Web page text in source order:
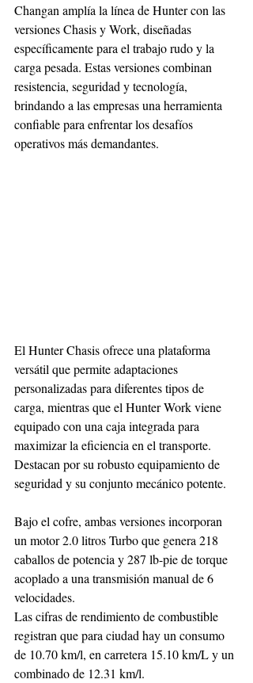
Changan amplía la línea de Hunter con las
versiones Chasis y Work, diseñadas
específicamente para el trabajo rudo y la
carga pesada. Estas versiones combinan
resistencia, seguridad y tecnología,
brindando a las empresas una herramienta
confiable para enfrentar los desafíos
operativos más demandantes.
El Hunter Chasis ofrece una plataforma
versátil que permite adaptaciones
personalizadas para diferentes tipos de
carga, mientras que el Hunter Work viene
equipado con una caja integrada para
maximizar la eficiencia en el transporte.
Destacan por su robusto equipamiento de
seguridad y su conjunto mecánico potente.
Bajo el cofre, ambas versiones incorporan
un motor 2.0 litros Turbo que genera 218
caballos de potencia y 287 lb-pie de torque
acoplado a una transmisión manual de 6
velocidades.
Las cifras de rendimiento de combustible
registran que para ciudad hay un consumo
de 10.70 km/l, en carretera 15.10 km/L y un
combinado de 12.31 km/l.